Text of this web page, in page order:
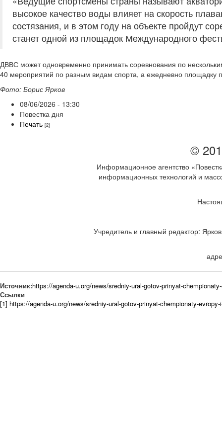
высокое качество воды влияет на скорость
состязания, и в этом году на объекте пройдут
станет одной из площадок Международного
ДВВС может одновременно принимать соревнования по
40 мероприятий по разным видам спорта, а ежедневно площадку
Фото: Борис Ярков
08/06/2026 - 13:30
Повестка дня
Печать [2]
©
Информационное агентство
информационных технологий и
Учредитель и главный редактор:
Источник:https://agenda-u.org/news/sredniy-ural-gotov-prinyat-
Ссылки
[1] https://agenda-u.org/news/sredniy-ural-gotov-prinyat-chempionaty-